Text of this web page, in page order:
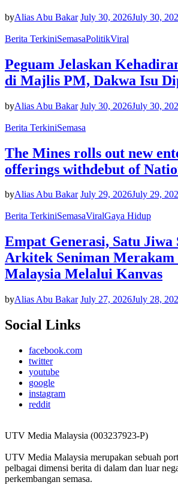
byAlias Abu Bakar July 30, 2026July 30,
Berita TerkiniSemasaPolitikViral
Peguam Jelaskan
di Majlis PM, Dakwa Isu
byAlias Abu Bakar July 30, 2026July 30,
Berita TerkiniSemasa
The Mines rolls out new
offerings withdebut of
byAlias Abu Bakar July 29, 2026July 29,
Berita TerkiniSemasaViralGaya Hidup
Empat Generasi, Satu Jiwa
Arkitek Seniman Merakam
Malaysia Melalui Kanvas
byAlias Abu Bakar July 27, 2026July 28,
Social Links
facebook.com
twitter
youtube
google
instagram
reddit
UTV Media Malaysia (003237923-P)
UTV Media Malaysia merupakan sebuah
pelbagai dimensi berita di dalam dan luar
perkembangan semasa.